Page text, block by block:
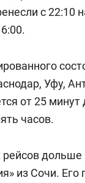
с 22:10
Уфу,
от 25
часов.
дольше
из Сочи. Его